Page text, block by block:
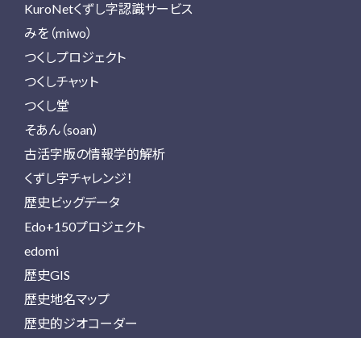
KuroNetくずし字認識サービス
みを（miwo）
つくしプロジェクト
つくしチャット
つくし堂
そあん（soan）
古活字版の情報学的解析
くずし字チャレンジ！
歴史ビッグデータ
Edo+150プロジェクト
edomi
歴史GIS
歴史地名マップ
歴史的ジオコーダー